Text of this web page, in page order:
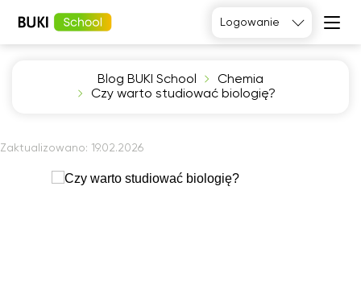
Matematyka
Biologia
Język
angielski
Język
hiszpański
Logowanie
Blog BUKI School
Chemia
Czy warto studiować biologię?
Zaktualizowano: 19.02.2026